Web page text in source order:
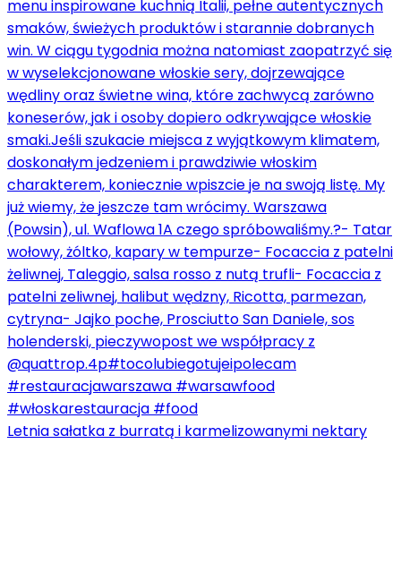
Letnia sałatka z burratą i karmelizowanymi nektary